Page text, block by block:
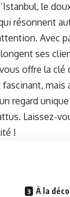
le
résonnent
Avec
ses
offre la clé
mais
regard
Laissez-
!
À la